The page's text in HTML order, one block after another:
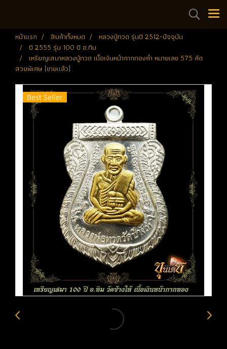
หน้าแรก สินค้าทั้งหมด
หลวงปู่ทวด รุ่นปี 2512-ปัจจุบัน
ปี 2555 รุ่น 100 ปี อ.ทิม
เหรียญเสมาหลวงปู่ทวด เนื้อเงินหน้ากากทองคำ หมายเลข 575 คัด
สวยพิเศษ (ขายแล้ว)
Best Seller